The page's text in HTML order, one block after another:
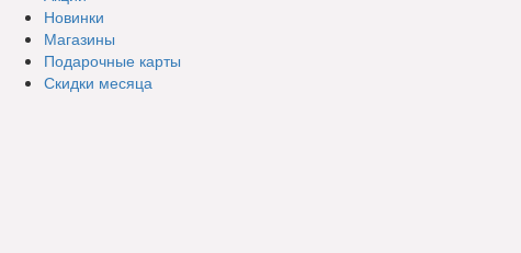
Новинки
Магазины
Подарочные карты
Скидки месяца